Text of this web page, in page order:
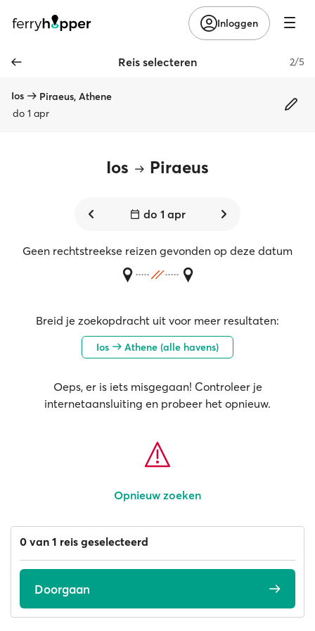
Inloggen
Reis selecteren 2/5
Ios
Piraeus, Athene
do 1 apr
Ios Piraeus
do 1 apr
Geen rechtstreekse reizen gevonden op deze datum
Breid je zoekopdracht uit voor meer resultaten:
Ios Athene (alle havens)
Oeps, er is iets misgegaan! Controleer je
internetaansluiting en probeer het opnieuw.
Opnieuw zoeken
0 van 1 reis geselecteerd
Doorgaan